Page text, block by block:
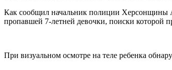
Как сообщил начальник полиции Херсонщины
пропавшей 7-летней девочки, поиски которой
При визуальном осмотре на теле ребенка